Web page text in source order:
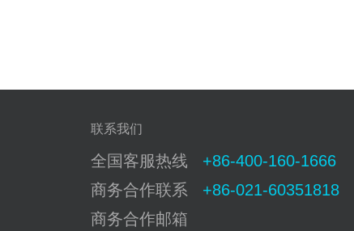
联系我们
全国客服热线
+86-400-160-1666
商务合作联系
+86-021-60351818
商务合作邮箱